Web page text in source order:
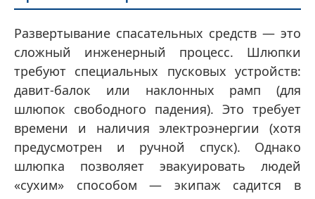
Развертывание спасательных средств — это
сложный инженерный процесс. Шлюпки
требуют специальных пусковых устройств:
давит-балок или наклонных рамп (для
шлюпок свободного падения). Это требует
времени и наличия электроэнергии (хотя
предусмотрен и ручной спуск). Однако
шлюпка позволяет эвакуировать людей
«сухим» способом — экипаж садится в